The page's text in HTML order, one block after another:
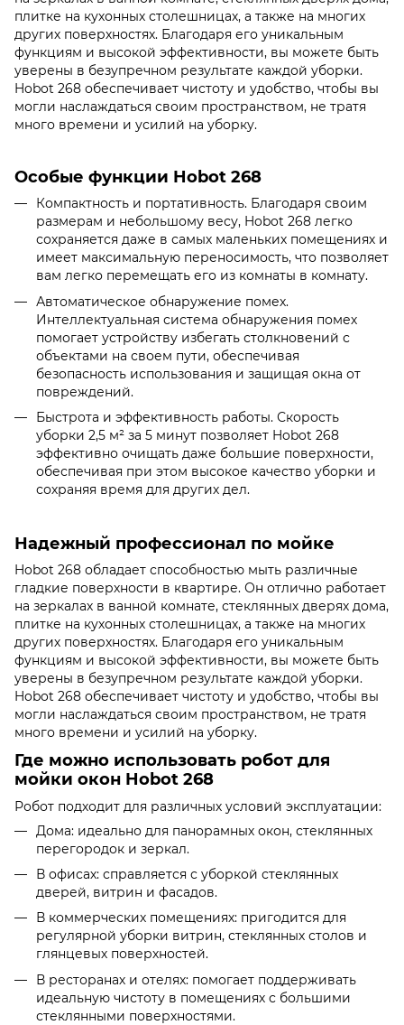
плитке на кухонных столешницах, а также на многих
других поверхностях. Благодаря его уникальным
функциям и высокой эффективности, вы можете быть
уверены в безупречном результате каждой уборки.
Hobot 268 обеспечивает чистоту и удобство, чтобы вы
могли наслаждаться своим пространством, не тратя
много времени и усилий на уборку.
Особые функции Hobot 268
Компактность и портативность. Благодаря своим
размерам и небольшому весу, Hobot 268 легко
сохраняется даже в самых маленьких помещениях и
имеет максимальную переносимость, что позволяет
вам легко перемещать его из комнаты в комнату.
Автоматическое обнаружение помех.
Интеллектуальная система обнаружения помех
помогает устройству избегать столкновений с
объектами на своем пути, обеспечивая
безопасность использования и защищая окна от
повреждений.
Быстрота и эффективность работы. Скорость
уборки 2,5 м² за 5 минут позволяет Hobot 268
эффективно очищать даже большие поверхности,
обеспечивая при этом высокое качество уборки и
сохраняя время для других дел.
Надежный профессионал по мойке
Hobot 268 обладает способностью мыть различные
гладкие поверхности в квартире. Он отлично работает
на зеркалах в ванной комнате, стеклянных дверях дома,
плитке на кухонных столешницах, а также на многих
других поверхностях. Благодаря его уникальным
функциям и высокой эффективности, вы можете быть
уверены в безупречном результате каждой уборки.
Hobot 268 обеспечивает чистоту и удобство, чтобы вы
могли наслаждаться своим пространством, не тратя
много времени и усилий на уборку.
Где можно использовать робот для
мойки окон Hobot 268
Робот подходит для различных условий эксплуатации:
Дома: идеально для панорамных окон, стеклянных
перегородок и зеркал.
В офисах: справляется с уборкой стеклянных
дверей, витрин и фасадов.
В коммерческих помещениях: пригодится для
регулярной уборки витрин, стеклянных столов и
глянцевых поверхностей.
В ресторанах и отелях: помогает поддерживать
идеальную чистоту в помещениях с большими
стеклянными поверхностями.